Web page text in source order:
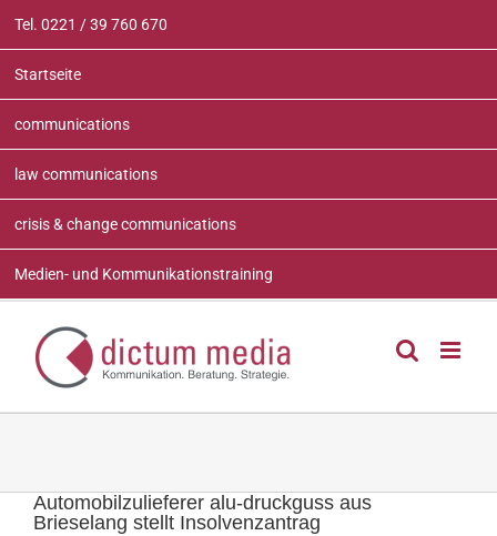
Inhalt
springen
Tel. 0221 / 39 760 670
Startseite
communications
law communications
crisis & change communications
Medien- und Kommunikationstraining
Automobilzulieferer alu-druckguss aus
Brieselang stellt Insolvenzantrag